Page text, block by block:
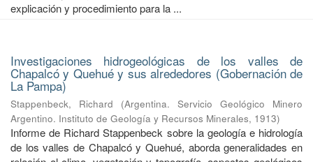
explicación y procedimiento para la ...
Investigaciones hidrogeológicas de los valles de
Chapalcó y Quehué y sus alrededores (Gobernación de
La Pampa)
Stappenbeck, Richard (Argentina. Servicio Geológico Minero
Argentino. Instituto de Geología y Recursos Minerales, 1913)
Informe de Richard Stappenbeck sobre la geología e hidrología
de los valles de Chapalcó y Quehué, aborda generalidades en